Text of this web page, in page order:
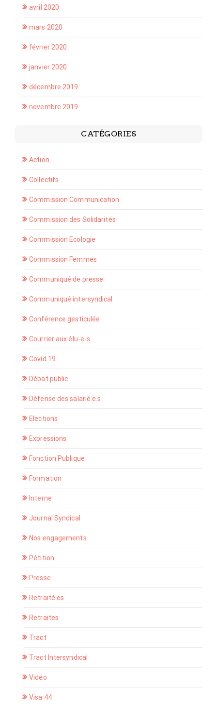
avril 2020
mars 2020
février 2020
janvier 2020
décembre 2019
novembre 2019
CATÉGORIES
Action
Collectifs
Commission Communication
Commission des Solidarités
Commission Ecologie
Commission Femmes
Communiqué de presse
Communiqué intersyndical
Conférence gesticulée
Courrier aux élu-e-s
Covid 19
Débat public
Défense des salarié.e.s
Elections
Expressions
Fonction Publique
Formation
Interne
Journal Syndical
Nos engagements
Pétition
Presse
Retraité.es
Retraites
Tract
Tract Intersyndical
Vidéo
Visa 44